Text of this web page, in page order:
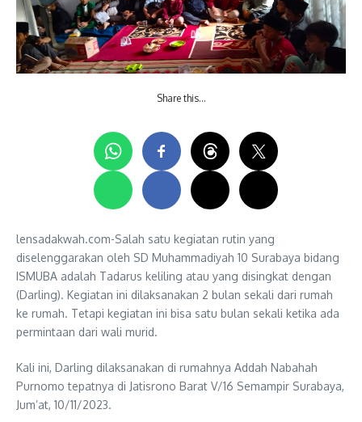
Share this…
lensadakwah.com-Salah satu kegiatan rutin yang
diselenggarakan oleh SD Muhammadiyah 10 Surabaya bidang
ISMUBA adalah Tadarus keliling atau yang disingkat dengan
(Darling). Kegiatan ini dilaksanakan 2 bulan sekali dari rumah
ke rumah. Tetapi kegiatan ini bisa satu bulan sekali ketika ada
permintaan dari wali murid.
Kali ini, Darling dilaksanakan di rumahnya Addah Nabahah
Purnomo tepatnya di Jatisrono Barat V/16 Semampir Surabaya,
Jum’at, 10/11/2023.